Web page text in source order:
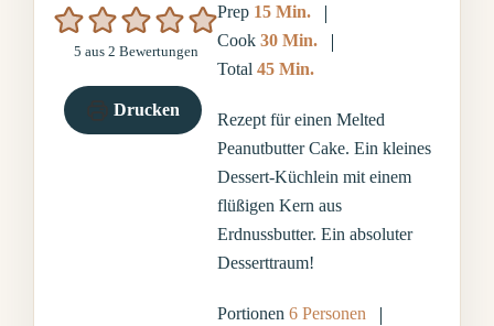
5 aus 2 Bewertungen
Drucken
Prep 15Minuten
Min.
Cook30Minuten
Min.
Total45Minuten
Min.
Rezept für einen Melted
Peanutbutter Cake. Ein kleines
Dessert-Küchlein mit einem
flüßigen Kern aus
Erdnussbutter. Ein absoluter
Desserttraum!
Portionen6 Personen